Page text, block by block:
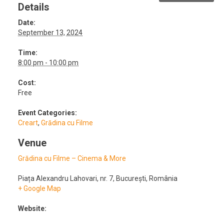
Details
Date:
September 13, 2024
Time:
8:00 pm - 10:00 pm
Cost:
Free
Event Categories:
Creart,Grădina cu Filme
Venue
Grădina cu Filme – Cinema & More
Piața Alexandru Lahovari, nr. 7, București, România
+ Google Map
Website: